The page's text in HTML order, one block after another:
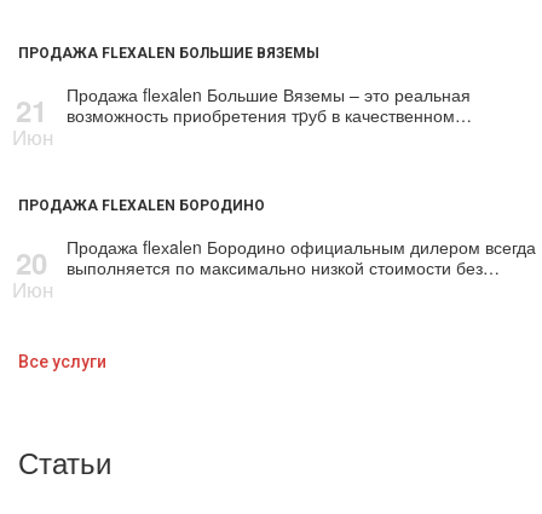
ПРОДАЖА FLEXALEN БОЛЬШИЕ ВЯЗЕМЫ
21
Июн
Продажа flехalеn Большие Вяземы – это реальная
возможность приобретения тpуб в качественном…
ПРОДАЖА FLEXALEN БОРОДИНО
20
Июн
Продажа flехalеn Бородино официальным дилером всегда
выполняется по максимально низкой стоимости без…
Все услуги
Статьи